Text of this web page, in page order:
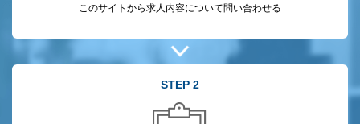
このサイトから求人内容について問い合わせる
STEP 2